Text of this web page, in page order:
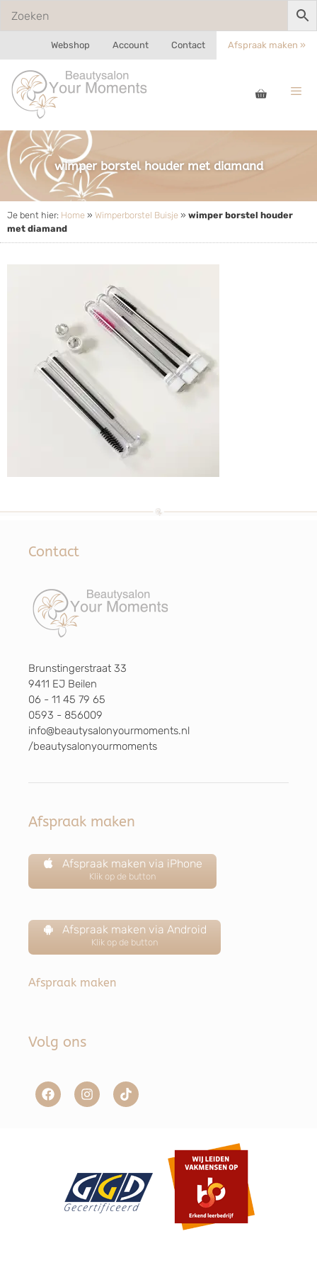
Webshop Account Contact Afspraak maken »
wimper borstel houder met diamand
Je bent hier: Home » Wimperborstel Buisje » wimper borstel houder
met diamand
Contact
Brunstingerstraat 33
9411 EJ Beilen
06 - 11 45 79 65
0593 - 856009
info@beautysalonyourmoments.nl
/beautysalonyourmoments
Afspraak maken
Afspraak maken via iPhone
Klik op de button
Afspraak maken via Android
Klik op de button
Afspraak maken
Volg ons